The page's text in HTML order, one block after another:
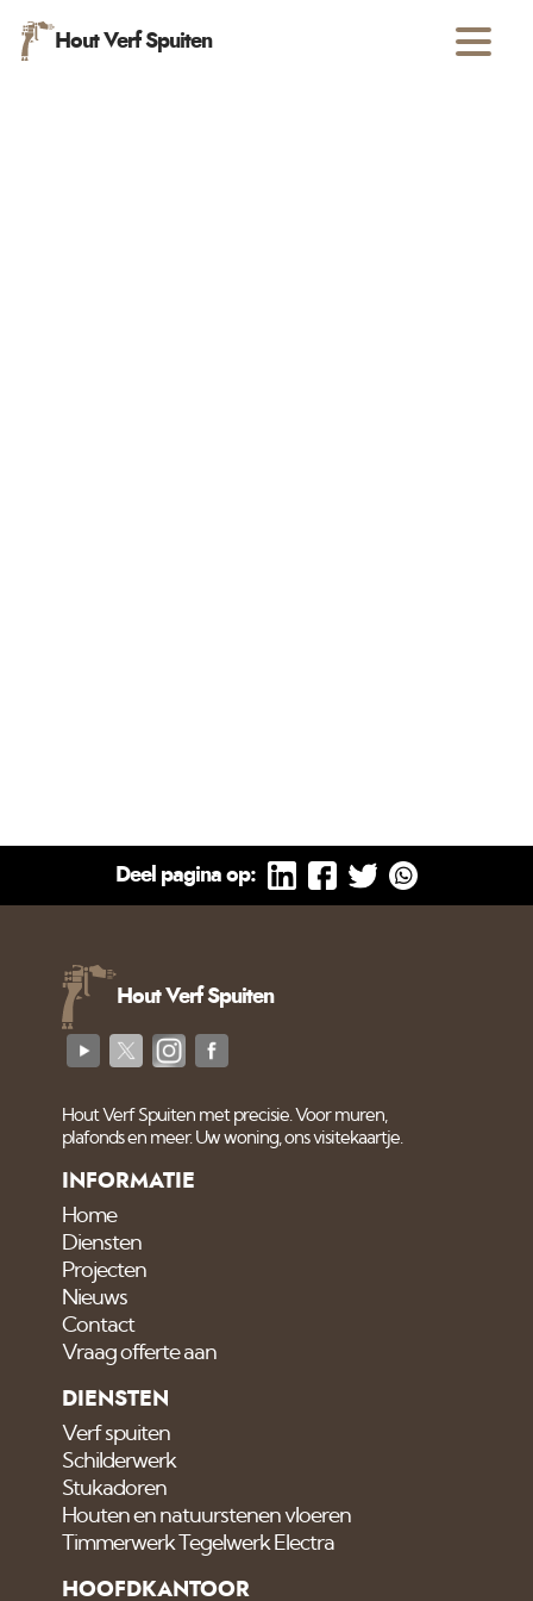
Hout Verf Spuiten
Deel pagina op:
Hout Verf Spuiten
Hout Verf Spuiten met precisie. Voor muren,
plafonds en meer. Uw woning, ons visitekaartje.
INFORMATIE
Home
Diensten
Projecten
Nieuws
Contact
Vraag offerte aan
DIENSTEN
Verf spuiten
Schilderwerk
Stukadoren
Houten en natuurstenen vloeren
Timmerwerk Tegelwerk Electra
HOOFDKANTOOR